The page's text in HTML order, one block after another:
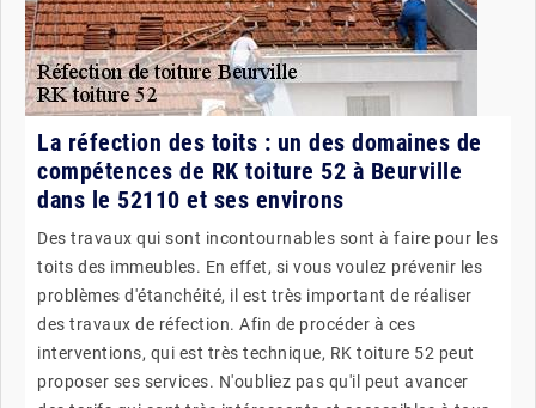
La réfection des toits : un des domaines de
compétences de RK toiture 52 à Beurville
dans le 52110 et ses environs
Des travaux qui sont incontournables sont à faire pour les
toits des immeubles. En effet, si vous voulez prévenir les
problèmes d'étanchéité, il est très important de réaliser
des travaux de réfection. Afin de procéder à ces
interventions, qui est très technique, RK toiture 52 peut
proposer ses services. N'oubliez pas qu'il peut avancer